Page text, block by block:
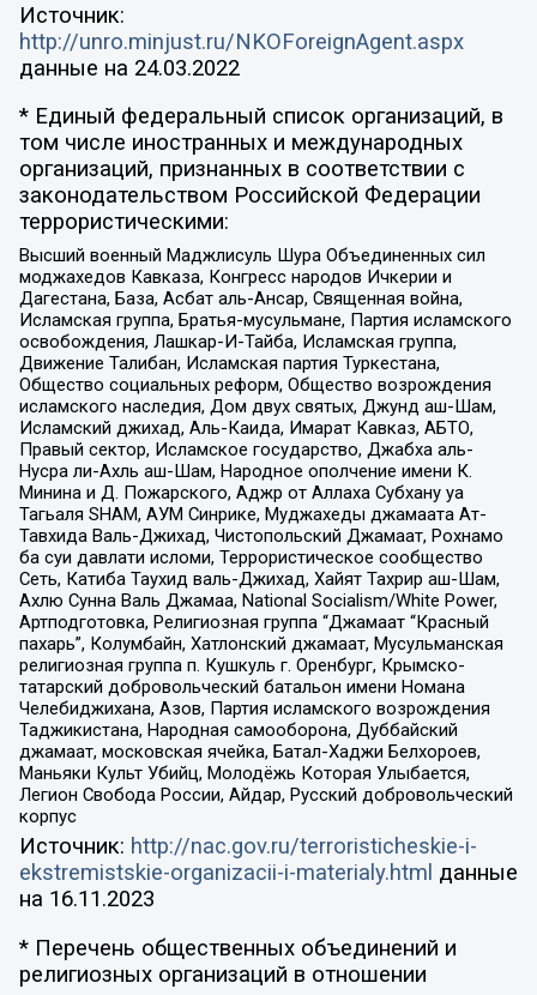
Источник:
http://unro.minjust.ru/NKOForeignAgent.aspx
данные на 24.03.2022
* Единый федеральный список организаций, в
том числе иностранных и международных
организаций, признанных в соответствии с
законодательством Российской Федерации
террористическими:
Высший военный Маджлисуль Шура Объединенных сил
моджахедов Кавказа, Конгресс народов Ичкерии и
Дагестана, База, Асбат аль-Ансар, Священная война,
Исламская группа, Братья-мусульмане, Партия исламского
освобождения, Лашкар-И-Тайба, Исламская группа,
Движение Талибан, Исламская партия Туркестана,
Общество социальных реформ, Общество возрождения
исламского наследия, Дом двух святых, Джунд аш-Шам,
Исламский джихад, Аль-Каида, Имарат Кавказ, АБТО,
Правый сектор, Исламское государство, Джабха аль-
Нусра ли-Ахль аш-Шам, Народное ополчение имени К.
Минина и Д. Пожарского, Аджр от Аллаха Субхану уа
Тагьаля SHAM, АУМ Синрике, Муджахеды джамаата Ат-
Тавхида Валь-Джихад, Чистопольский Джамаат, Рохнамо
ба суи давлати исломи, Террористическое сообщество
Сеть, Катиба Таухид валь-Джихад, Хайят Тахрир аш-Шам,
Ахлю Сунна Валь Джамаа, National Socialism/White Power,
Артподготовка, Религиозная группа “Джамаат “Красный
пахарь”, Колумбайн, Хатлонский джамаат, Мусульманская
религиозная группа п. Кушкуль г. Оренбург, Крымско-
татарский добровольческий батальон имени Номана
Челебиджихана, Азов, Партия исламского возрождения
Таджикистана, Народная самооборона, Дуббайский
джамаат, московская ячейка, Батал-Хаджи Белхороев,
Маньяки Культ Убийц, Молодёжь Которая Улыбается,
Легион Свобода России, Айдар, Русский добровольческий
корпус
Источник: http://nac.gov.ru/terroristicheskie-i-
ekstremistskie-organizacii-i-materialy.html данные
на 16.11.2023
* Перечень общественных объединений и
религиозных организаций в отношении